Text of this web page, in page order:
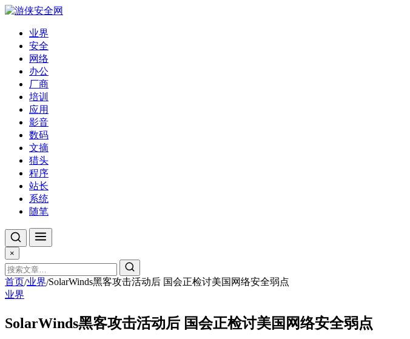
业界
安全
网络
办公
厂商
培训
应用
影音
数码
文摘
猎头
程序
站长
系统
随笔
×
首页/业界/SolarWinds黑客攻击活动后 国会正检讨美国网络安全弱点
业界
SolarWinds黑客攻击活动后 国会正检讨美国网络安全弱点